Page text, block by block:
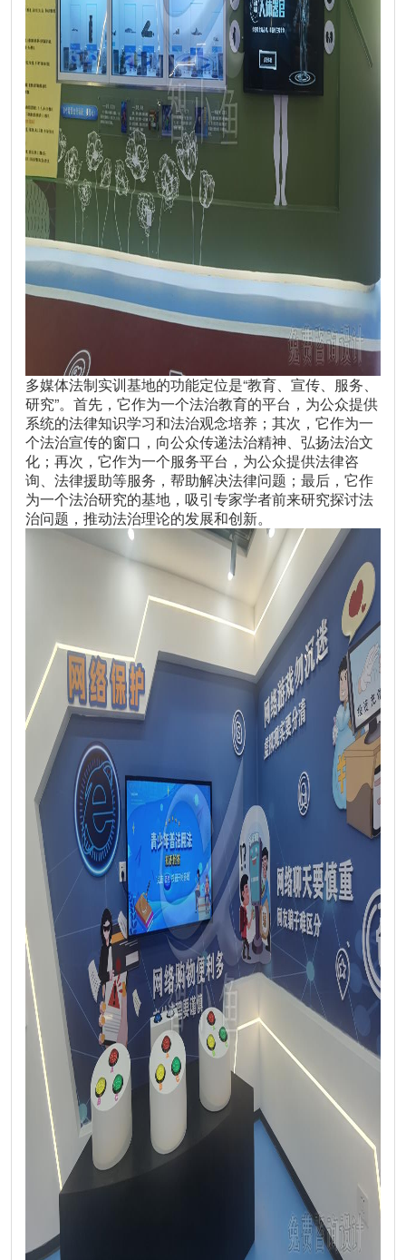
多媒体法制实训基地的功能定位是“教育、宣传、服务、
研究”。首先，它作为一个法治教育的平台，为公众提供
系统的法律知识学习和法治观念培养；其次，它作为一
个法治宣传的窗口，向公众传递法治精神、弘扬法治文
化；再次，它作为一个服务平台，为公众提供法律咨
询、法律援助等服务，帮助解决法律问题；最后，它作
为一个法治研究的基地，吸引专家学者前来研究探讨法
治问题，推动法治理论的发展和创新。